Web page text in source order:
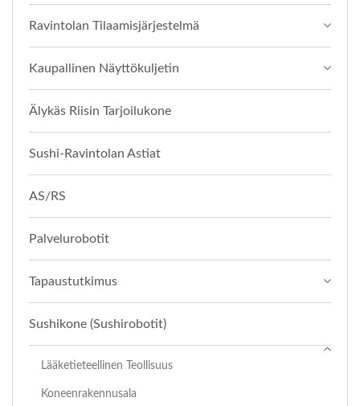
Ravintolan Tilaamisjärjestelmä
Kaupallinen Näyttökuljetin
Älykäs Riisin Tarjoilukone
Sushi-Ravintolan Astiat
AS/RS
Palvelurobotit
Tapaustutkimus
Sushikone (sushirobotit)
Lääketieteellinen Teollisuus
Koneenrakennusala